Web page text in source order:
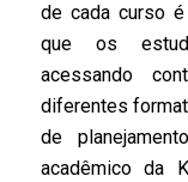
de cada curso
que os
acessando
diferentes
de
acadêmico da